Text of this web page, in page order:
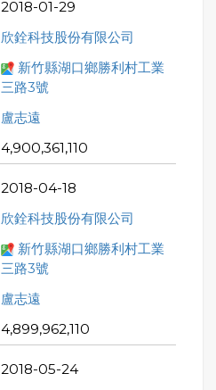
2018-01-29
欣銓科技股份有限公司
新竹縣湖口鄉勝利村工業
三路3號
盧志遠
4,900,361,110
2018-04-18
欣銓科技股份有限公司
新竹縣湖口鄉勝利村工業
三路3號
盧志遠
4,899,962,110
2018-05-24